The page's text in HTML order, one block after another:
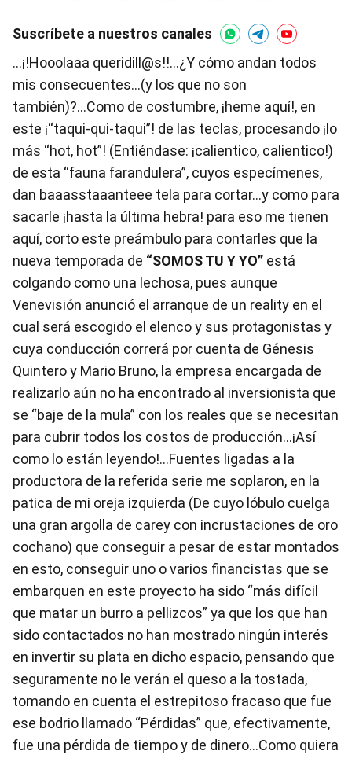
Suscríbete a nuestros canales
…¡!Hooolaaa queridill@s!!…¿Y cómo andan todos
mis consecuentes…(y los que no son
también)?...Como de costumbre, ¡heme aquí!, en
este ¡“taqui-qui-taqui”! de las teclas, procesando ¡lo
más “hot, hot”! (Entiéndase: ¡calientico, calientico!)
de esta “fauna farandulera”, cuyos especímenes,
dan baaasstaaanteee tela para cortar…y como para
sacarle ¡hasta la última hebra! para eso me tienen
aquí, corto este preámbulo para contarles que la
nueva temporada de “SOMOS TU Y YO” está
colgando como una lechosa, pues aunque
Venevisión anunció el arranque de un reality en el
cual será escogido el elenco y sus protagonistas y
cuya conducción correrá por cuenta de Génesis
Quintero y Mario Bruno, la empresa encargada de
realizarlo aún no ha encontrado al inversionista que
se “baje de la mula” con los reales que se necesitan
para cubrir todos los costos de producción…¡Así
como lo están leyendo!...Fuentes ligadas a la
productora de la referida serie me soplaron, en la
patica de mi oreja izquierda (De cuyo lóbulo cuelga
una gran argolla de carey con incrustaciones de oro
cochano) que conseguir a pesar de estar montados
en esto, conseguir uno o varios financistas que se
embarquen en este proyecto ha sido “más difícil
que matar un burro a pellizcos” ya que los que han
sido contactados no han mostrado ningún interés
en invertir su plata en dicho espacio, pensando que
seguramente no le verán el queso a la tostada,
tomando en cuenta el estrepitoso fracaso que fue
ese bodrio llamado “Pérdidas” que, efectivamente,
fue una pérdida de tiempo y de dinero…Como quiera